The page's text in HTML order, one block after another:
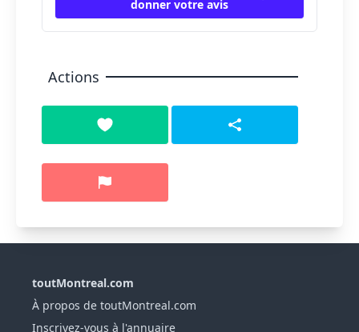
donner votre avis
Actions
toutMontreal.com
À propos de toutMontreal.com
Inscrivez-vous à l'annuaire